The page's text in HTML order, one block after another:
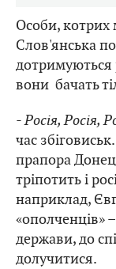
Особи, котрих
Слов'янська
дотримуються
вони бачать
- Росія, Росія,
час
прапора
тріпотить і
наприклад,
«ополченців»
держави, до
долучитися.